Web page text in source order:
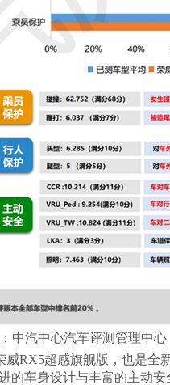
中汽中心汽车评测管理中心​
RX5超感旗舰版，也是全
的车身设计与丰富的主动